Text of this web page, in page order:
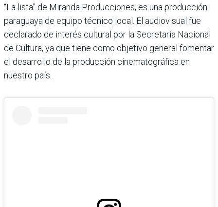
“La lista” de Miranda Producciones, es una producción
paraguaya de equipo técnico local. El audiovisual fue
declarado de interés cultural por la Secretaría Nacional
de Cultura, ya que tiene como objetivo general fomentar
el desarrollo de la producción cinematográfica en
nuestro país.